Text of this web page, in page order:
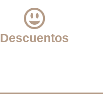
Descuentos